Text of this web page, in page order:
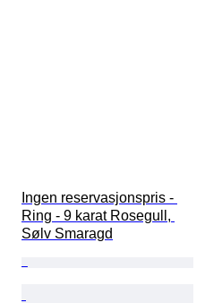
Ingen reservasjonspris -
Ring - 9 karat Rosegull,
Sølv Smaragd